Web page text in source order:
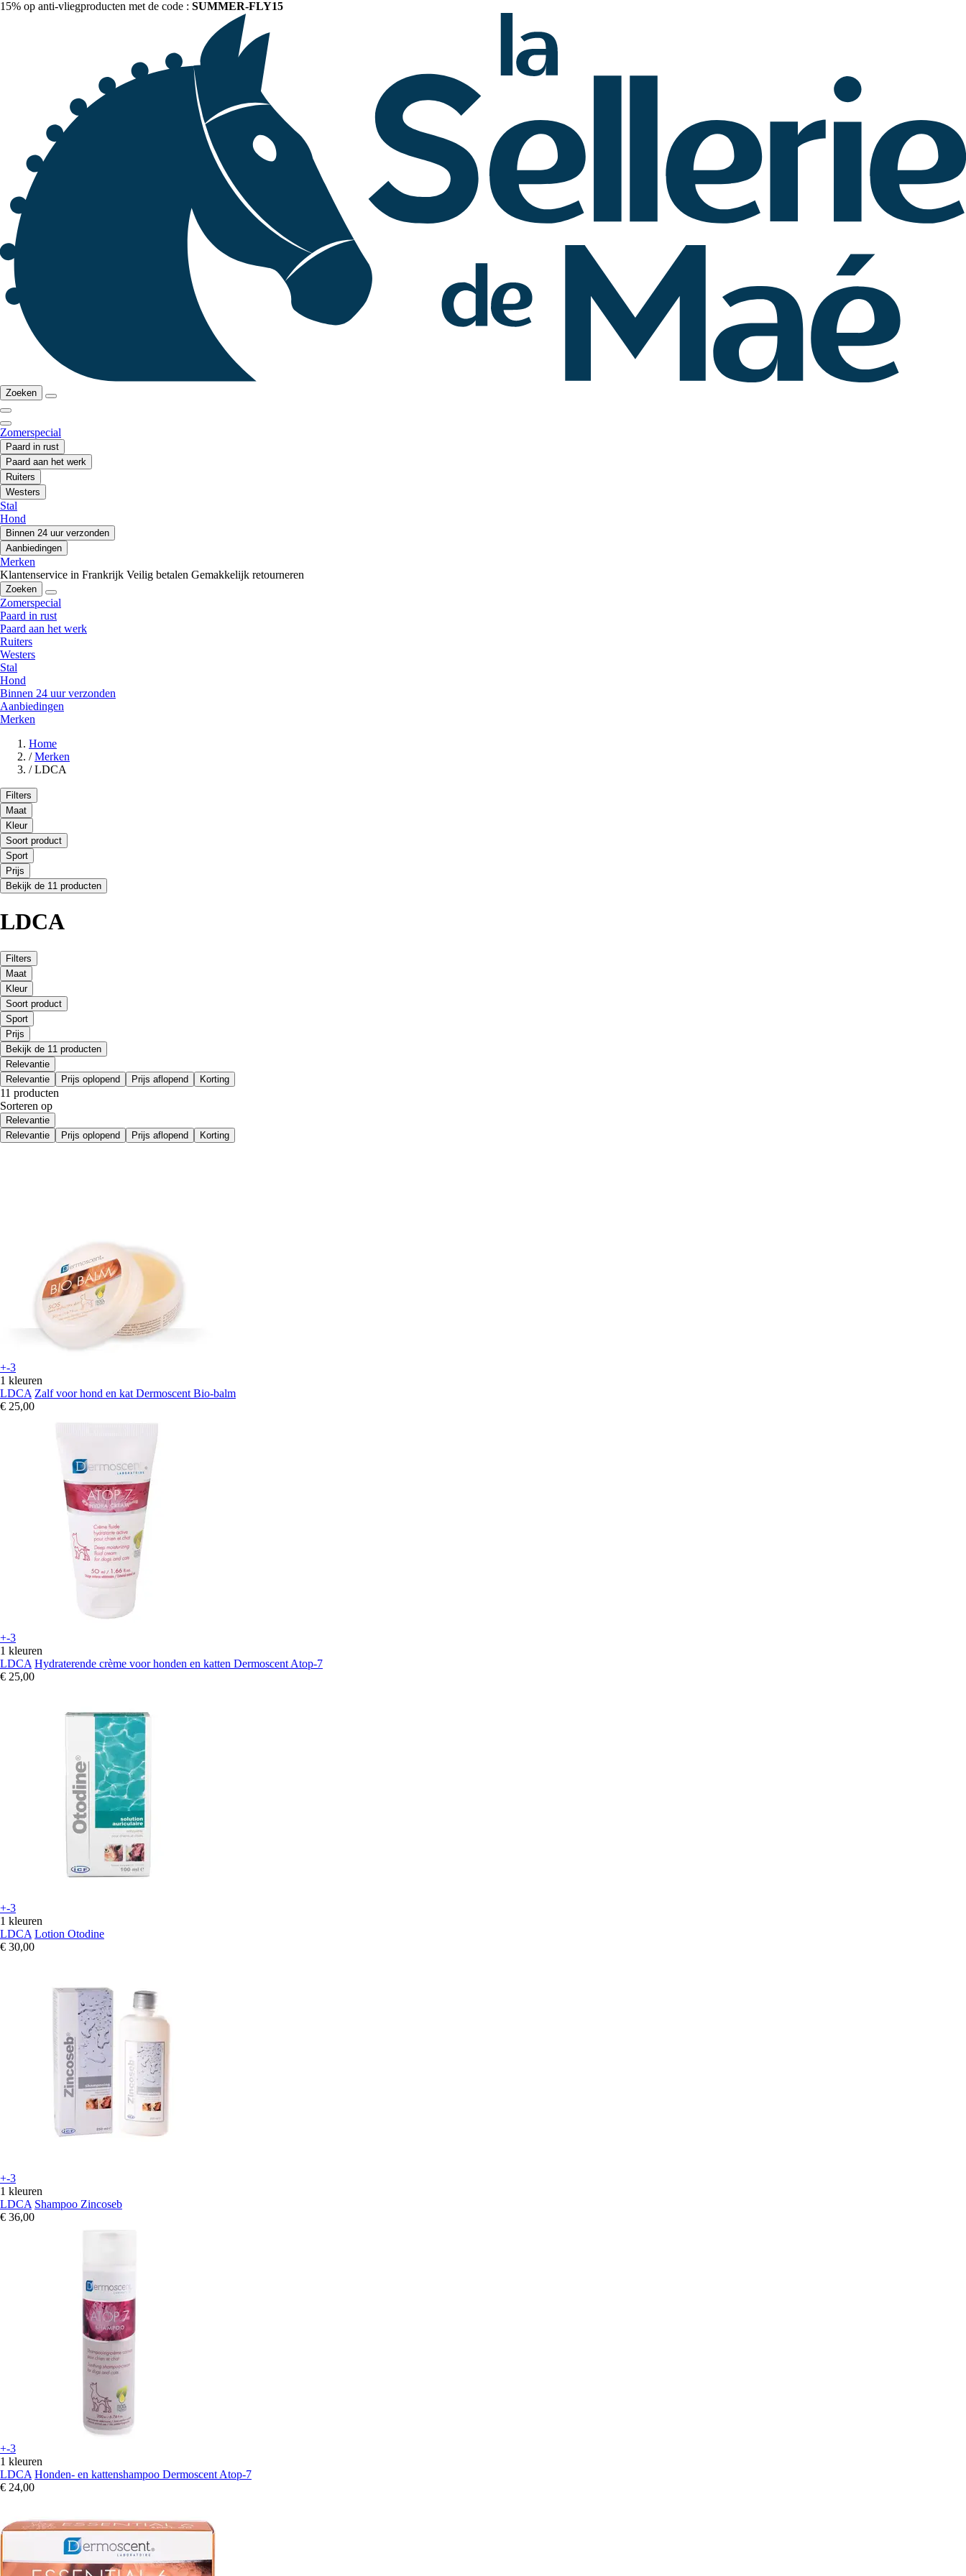
15% op anti-vliegproducten met de code : SUMMER-FLY15
Zoeken
Zomerspecial
Paard in rust
Paard aan het werk
Ruiters
Westers
Stal
Hond
Binnen 24 uur verzonden
Aanbiedingen
Merken
Klantenservice in Frankrijk Veilig betalen Gemakkelijk retourneren
Zoeken
Zomerspecial
Paard in rust
Paard aan het werk
Ruiters
Westers
Stal
Hond
Binnen 24 uur verzonden
Aanbiedingen
Merken
Home
/ Merken
/ LDCA
Filters
Maat
Kleur
Soort product
Sport
Prijs
Bekijk de 11 producten
LDCA
Filters
Maat
Kleur
Soort product
Sport
Prijs
Bekijk de 11 producten
Relevantie
Relevantie
Prijs oplopend Prijs aflopend Korting
11 producten
Sorteren op
Relevantie
Relevantie
Prijs oplopend Prijs aflopend Korting
+-3
1 kleuren
LDCA Zalf voor hond en kat Dermoscent Bio-balm
€ 25,00
+-3
1 kleuren
LDCA Hydraterende crème voor honden en katten Dermoscent Atop-7
€ 25,00
+-3
1 kleuren
LDCA Lotion Otodine
€ 30,00
+-3
1 kleuren
LDCA Shampoo Zincoseb
€ 36,00
+-3
1 kleuren
LDCA Honden- en kattenshampoo Dermoscent Atop-7
€ 24,00